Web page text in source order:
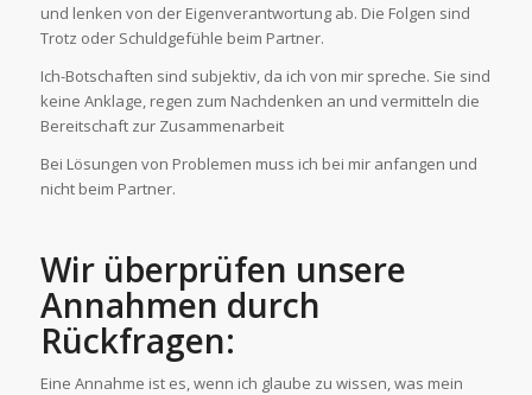
und lenken von der Eigenverantwortung ab. Die Folgen sind
Trotz oder Schuldgefühle beim Partner.
Ich-Botschaften sind subjektiv, da ich von mir spreche. Sie sind
keine Anklage, regen zum Nachdenken an und vermitteln die
Bereitschaft zur Zusammenarbeit
Bei Lösungen von Problemen muss ich bei mir anfangen und
nicht beim Partner.
Wir überprüfen unsere
Annahmen durch
Rückfragen:
Eine Annahme ist es, wenn ich glaube zu wissen, was mein